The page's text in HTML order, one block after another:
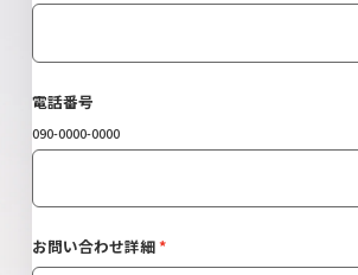
電話番号
090-0000-0000
お問い合わせ詳細